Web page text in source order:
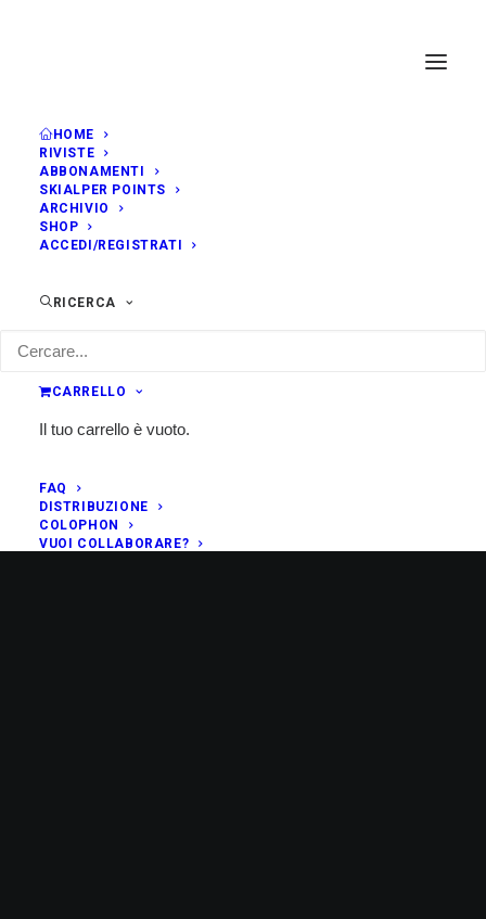
HOME
RIVISTE
ABBONAMENTI
SKIALPER POINTS
ARCHIVIO
SHOP
ACCEDI/REGISTRATI
RICERCA
CARRELLO
Il tuo carrello è vuoto.
FAQ
DISTRIBUZIONE
COLOPHON
VUOI COLLABORARE?